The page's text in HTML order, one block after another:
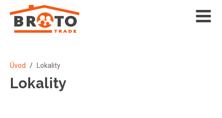
Úvod / Lokality
Lokality